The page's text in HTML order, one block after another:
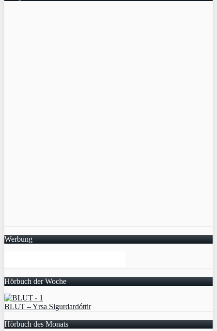
Werbung
Hörbuch der Woche
BLUT – Yrsa Sigurdardóttir
Hörbuch des Monats